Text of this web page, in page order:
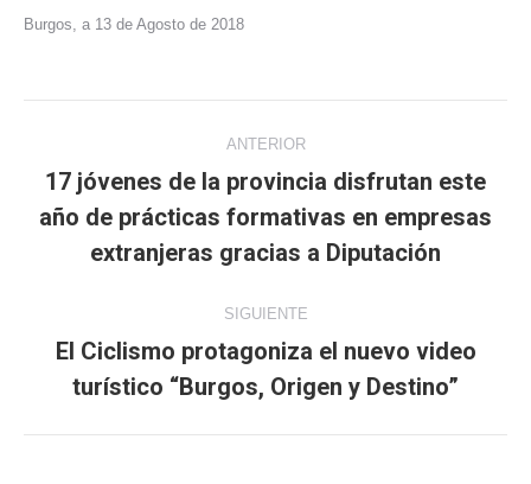
Burgos, a 13 de Agosto de 2018
entre
publicaciones
ANTERIOR
Publicación
anterior:
17 jóvenes de la provincia disfrutan este
año de prácticas formativas en empresas
extranjeras gracias a Diputación
SIGUIENTE
siguiente:
El Ciclismo protagoniza el nuevo video
turístico “Burgos, Origen y Destino”